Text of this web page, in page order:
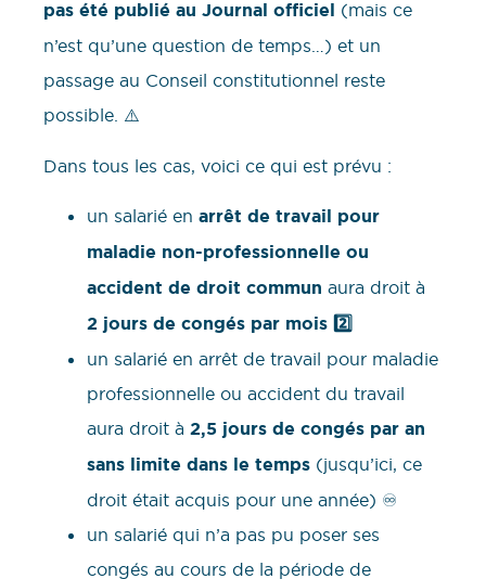
pas été publié au Journal officiel (mais ce
n’est qu’une question de temps…) et un
passage au Conseil constitutionnel reste
possible. ⚠️
Dans tous les cas, voici ce qui est prévu :
un salarié en arrêt de travail pour
maladie non-professionnelle ou
accident de droit commun aura droit à
2 jours de congés par mois 2️⃣
un salarié en arrêt de travail pour maladie
professionnelle ou accident du travail
aura droit à 2,5 jours de congés par an
sans limite dans le temps (jusqu’ici, ce
droit était acquis pour une année) ♾️
un salarié qui n’a pas pu poser ses
congés au cours de la période de